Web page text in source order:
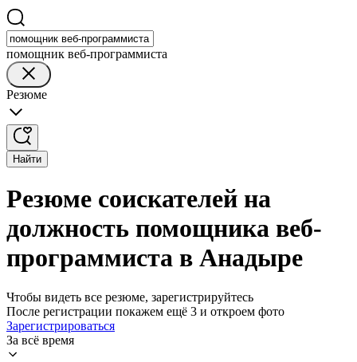
помощник веб-программиста
Резюме
Найти
Резюме соискателей на
должность помощника веб-
программиста в Анадыре
Чтобы видеть все резюме, зарегистрируйтесь
После регистрации покажем ещё 3 и откроем фото
Зарегистрироваться
За всё время